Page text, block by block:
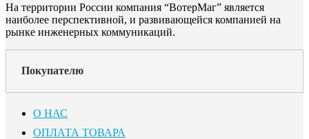
На территории России компания “ВотерМаг” является
наиболее перспективной, и развивающейся компанией на
рынке инженерных коммуникаций.
Покупателю
О НАС
ОПЛАТА ТОВАРА